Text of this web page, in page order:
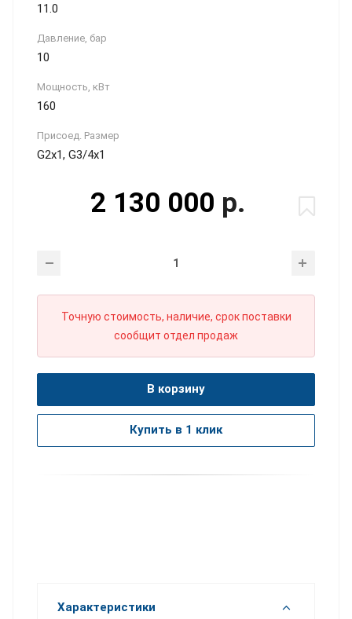
11.0
Давление, бар
10
Мощность, кВт
160
Присоед. Размер
G2x1, G3/4x1
2 130 000 р.
Точную стоимость, наличие, срок поставки
сообщит отдел продаж
В корзину
Купить в 1 клик
Характеристики